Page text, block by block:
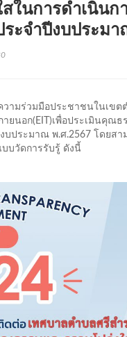
ในการดำเนินก
ะจำปีงบประมา
ามร่วมมือประชาชนในเข
ยนอก(EIT)เพื่อประเมินคุณ
บประมาณ พ.ศ.2567 โดยส
บวัดการรับรู้ ดังนี้